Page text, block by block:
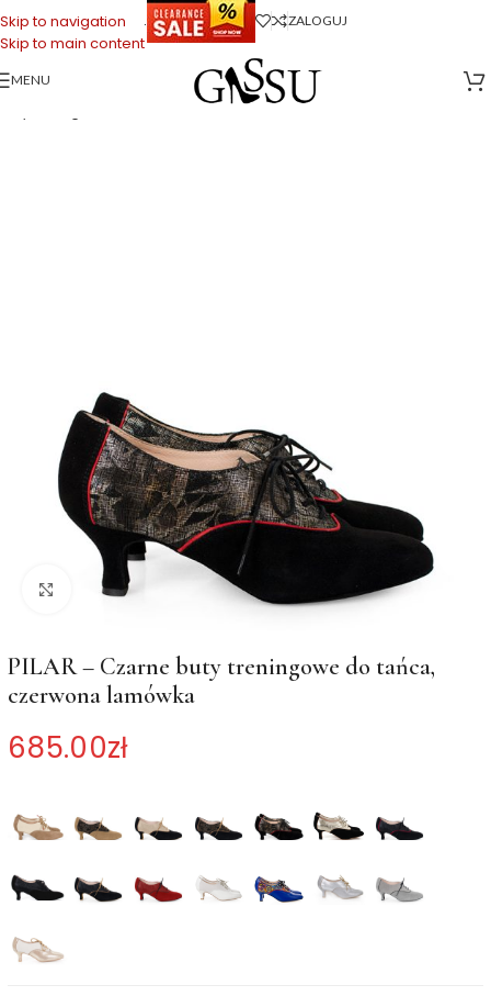
Skip to navigation
Skip to main content
. ZALOGUJ
MENU
Strona główna Sklep firmowy Gassu>Buty do Tańca
PILAR – Czarne
Kliknij, aby powiększyć
PILAR – Czarne buty treningowe do tańca,
czerwona lamówka
685.00zł